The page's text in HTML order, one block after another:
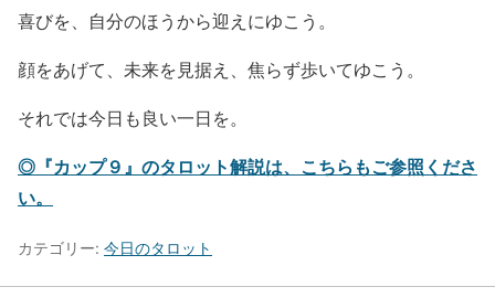
喜びを、自分のほうから迎えにゆこう。
顔をあげて、未来を見据え、焦らず歩いてゆこう。
それでは今日も良い一日を。
◎『カップ９』のタロット解説は、こちらもご参照くださ
い。
カテゴリー: 今日のタロット